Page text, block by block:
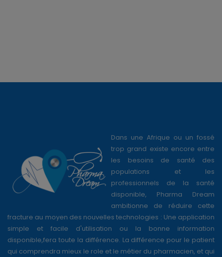
Dans une Afrique ou un fossé
trop grand existe encore entre
les besoins de santé des
populations et les
professionnels de la santé
disponible, Pharma Dream
ambitionne de réduire cette
fracture au moyen des nouvelles technologies : Une application
simple et facile d'utilisation ou la bonne information
disponible,fera toute la différence. La différence pour le patient
qui comprendra mieux le role et le métier du pharmacien, et qui